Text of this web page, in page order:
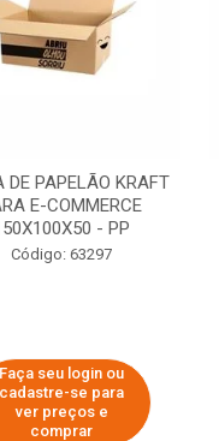
DE PAPELÃO KRAFT
E-COMMERCE
- PP
Código: 63297
Faça seu login ou
cadastre-se para
ver preços e
comprar